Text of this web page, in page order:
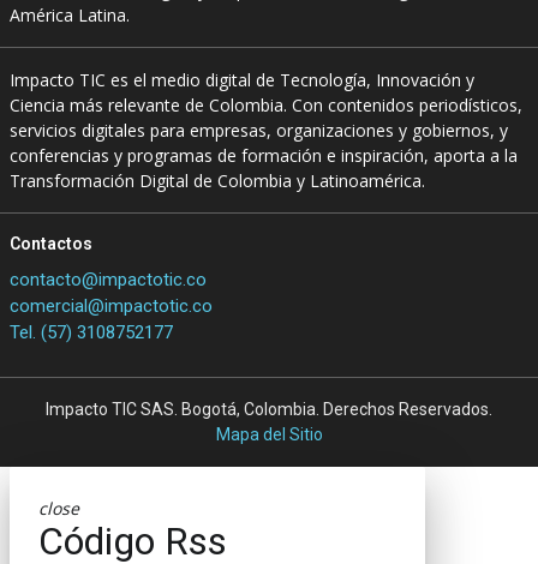
América Latina.
Impacto TIC es el medio digital de Tecnología, Innovación y
Ciencia más relevante de Colombia. Con contenidos periodísticos,
servicios digitales para empresas, organizaciones y gobiernos, y
conferencias y programas de formación e inspiración, aporta a la
Transformación Digital de Colombia y Latinoamérica.
Contactos
contacto@impactotic.co
comercial@impactotic.co
Tel. (57) 3108752177
Impacto TIC SAS. Bogotá, Colombia. Derechos Reservados.
Mapa del Sitio
close
Código Rss